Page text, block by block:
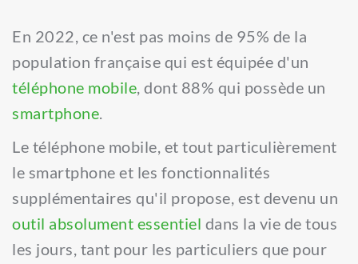
En 2022, ce n'est pas moins de 95% de la
téléphone mobile
smartphone.
Le téléphone mobile, et tout particulièrement
le smartphone et les fonctionnalités
outil absolument essentiel dans la vie de tous
les jours, tant pour les particuliers que pour